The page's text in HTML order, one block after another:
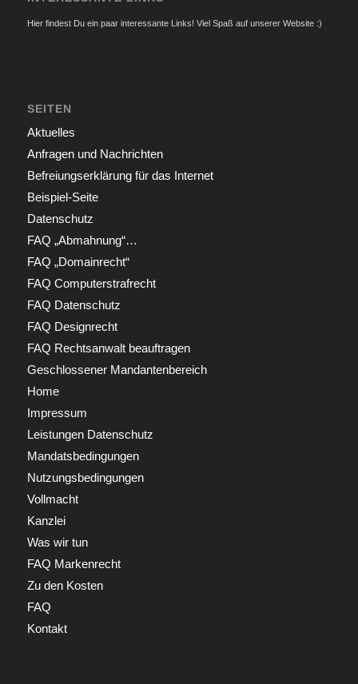
Hier findest Du ein paar interessante Links! Viel Spaß auf unserer Website :)
SEITEN
Aktuelles
Anfragen und Nachrichten
Befreiungserklärung für das Internet
Beispiel-Seite
Datenschutz
FAQ „Abmahnung“…
FAQ „Domainrecht“
FAQ Computerstrafrecht
FAQ Datenschutz
FAQ Designrecht
FAQ Rechtsanwalt beauftragen
Geschlossener Mandantenbereich
Home
Impressum
Leistungen Datenschutz
Mandatsbedingungen
Nutzungsbedingungen
Vollmacht
Kanzlei
Was wir tun
FAQ Markenrecht
Zu den Kosten
FAQ
Kontakt